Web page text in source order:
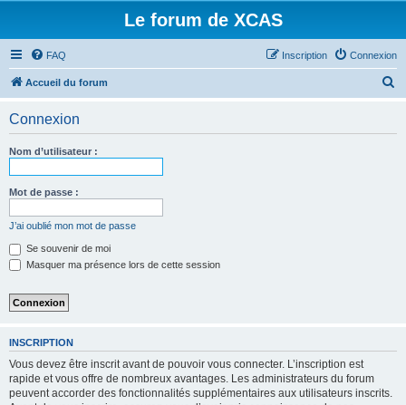
Le forum de XCAS
FAQ Connexion
Inscription
Accueil du forum
Connexion
Nom d’utilisateur :
Mot de passe :
J’ai oublié mon mot de passe
Se souvenir de moi
Masquer ma présence lors de cette session
INSCRIPTION
Vous devez être inscrit avant de pouvoir vous connecter. L’inscription est
rapide et vous offre de nombreux avantages. Les administrateurs du forum
peuvent accorder des fonctionnalités supplémentaires aux utilisateurs inscrits.